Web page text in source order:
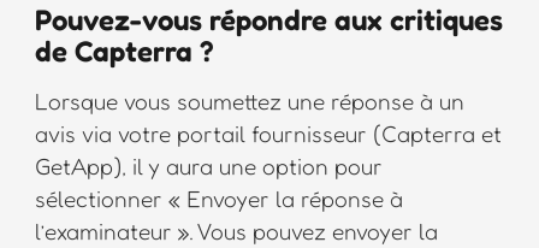
Pouvez-vous répondre aux critiques
de Capterra ?
Lorsque vous soumettez une réponse à un
avis via votre portail fournisseur (Capterra et
GetApp), il y aura une option pour
sélectionner « Envoyer la réponse à
l’examinateur ». Vous pouvez envoyer la